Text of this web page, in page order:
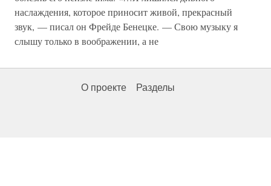
наслаждения, которое приносит живой, прекрасный
звук, — писал он Фрейде Бенецке. — Свою музыку я
слышу только в воображении, а не
О проекте Разделы